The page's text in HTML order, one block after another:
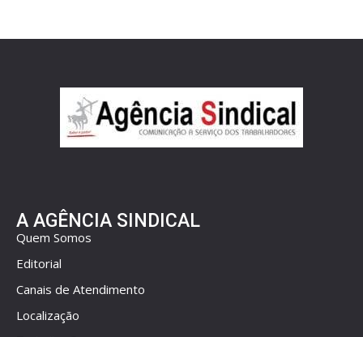
A AGÊNCIA SINDICAL
Quem Somos
Editorial
Canais de Atendimento
Localização